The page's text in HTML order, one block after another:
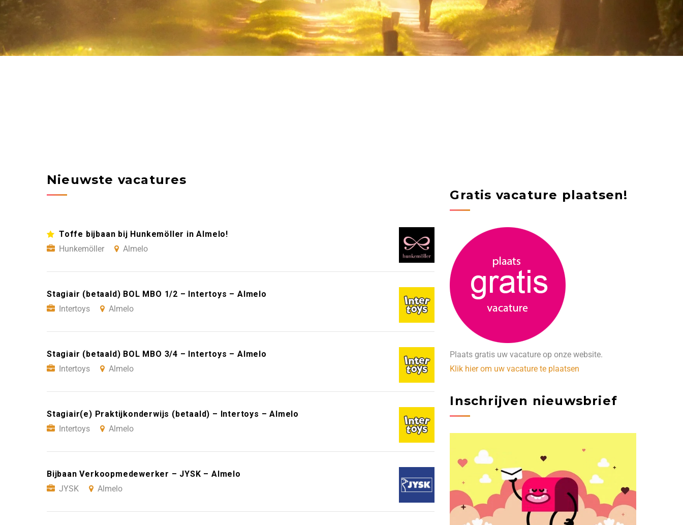
Nieuwste vacatures
Toffe bijbaan bij Hunkemöller in Almelo!
Hunkemöller
Almelo
Stagiair (betaald) BOL MBO 1/2 – Intertoys – Almelo
Intertoys
Almelo
Stagiair (betaald) BOL MBO 3/4 – Intertoys – Almelo
Intertoys
Almelo
Stagiair(e) Praktijkonderwijs (betaald) – Intertoys – Almelo
Intertoys
Almelo
Bijbaan Verkoopmedewerker – JYSK – Almelo
JYSK
Almelo
Gratis vacature plaatsen!
Plaats gratis uw vacature op onze website.
Klik hier om uw vacature te plaatsen
Inschrijven nieuwsbrief